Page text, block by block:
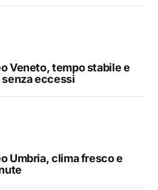
Veneto, tempo stabile e
eccessi
Umbria, clima fresco e